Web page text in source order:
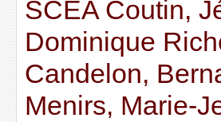
SCEA Coutin,
Dominique
Candelon,
Menirs, Marie-